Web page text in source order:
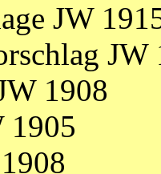
JW
JW
1908
1905